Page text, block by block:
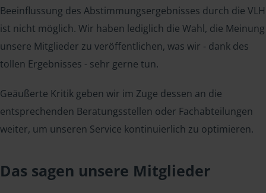
Beeinflussung des Abstimmungsergebnisses durch die VLH
ist nicht möglich. Wir haben lediglich die Wahl, die Meinung
unsere Mitglieder zu veröffentlichen, was wir - dank des
tollen Ergebnisses - sehr gerne tun.
Geäußerte Kritik geben wir im Zuge dessen an die
entsprechenden Beratungsstellen oder Fachabteilungen
weiter, um unseren Service kontinuierlich zu optimieren.
Das sagen unsere Mitglieder